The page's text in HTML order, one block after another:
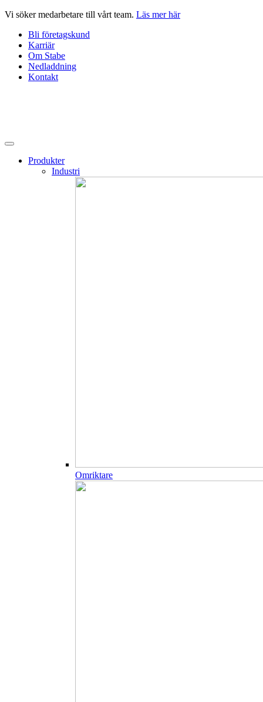
Hoppa
innehåll
Vi söker medarbetare till vårt team. Läs mer här
Bli företagskund
Karriär
Om Stabe
Nedladdning
Kontakt
Produkter
Industri
Omriktare